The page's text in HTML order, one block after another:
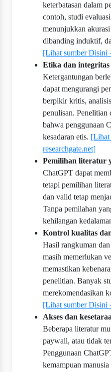
keterbatasan dalam
contoh, studi
menunjukkan
dibanding induktif,
[Lihat sumber Disini
Etika dan
Ketergantungan
dapat mengurangi
berpikir kritis,
penulisan. Penelitian
bahwa penggunaan
kesadaran etis. [Lihat
researchgate.net]
Pemilihan literatur
ChatGPT dapat
tetapi pemilihan
dan valid tetap
Tanpa pemilahan
kehilangan
Kontrol kualitas
Hasil rangkuman
masih memerlukan
memastikan
penelitian. Banyak
merekomendasikan
[Lihat sumber Disini
Akses dan
Beberapa literatur
paywall, atau tidak
Penggunaan
kemampuan